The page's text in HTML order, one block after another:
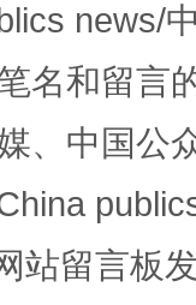
news/
名和留言
、中国公
站留言板